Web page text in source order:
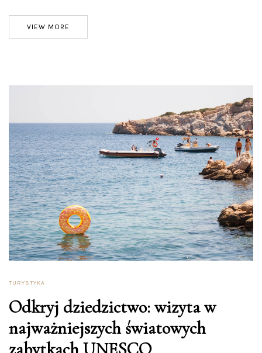
VIEW MORE
TURYSTYKA
Odkryj dziedzictwo: wizyta w
najważniejszych światowych